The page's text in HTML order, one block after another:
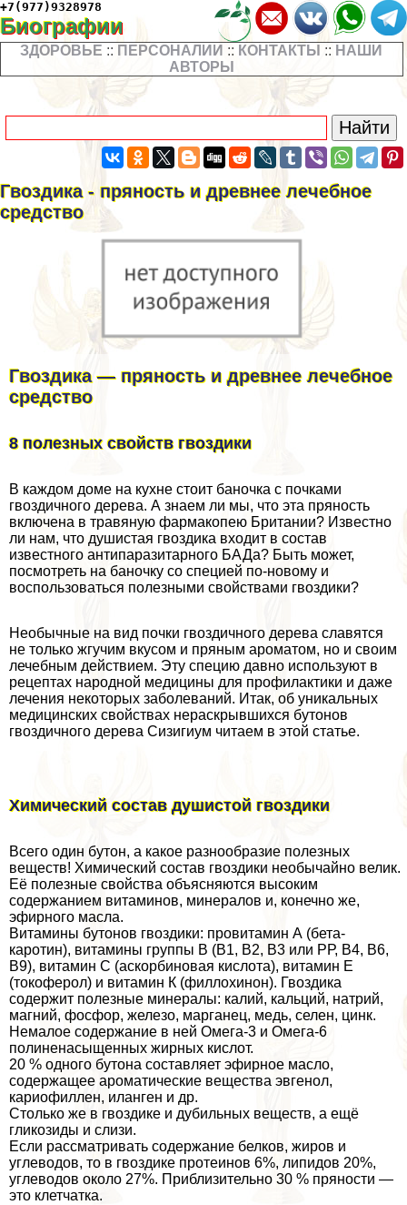
+7(977)9328978
Биографии
ЗДОРОВЬЕ :: ПЕРСОНАЛИИ :: КОНТАКТЫ :: НАШИ
АВТОРЫ
Гвоздика - пряность и древнее лечебное
средство
Гвоздика — пряность и древнее лечебное
средство
8 полезных свойств гвоздики
В каждом доме на кухне стоит баночка с почками
гвоздичного дерева. А знаем ли мы, что эта пряность
включена в травяную фармакопею Британии? Известно
ли нам, что душистая гвоздика входит в состав
известного антипаразитарного БАДа? Быть может,
посмотреть на баночку со специей по-новому и
воспользоваться полезными свойствами гвоздики?
Необычные на вид почки гвоздичного дерева славятся
не только жгучим вкусом и пряным ароматом, но и своим
лечебным действием. Эту специю давно используют в
рецептах народной медицины для профилактики и даже
лечения некоторых заболеваний. Итак, об уникальных
медицинских свойствах нераскрывшихся бутонов
гвоздичного дерева Сизигиум читаем в этой статье.
Химический состав душистой гвоздики
Всего один бутон, а какое разнообразие полезных
веществ! Химический состав гвоздики необычайно велик.
Её полезные свойства объясняются высоким
содержанием витаминов, минералов и, конечно же,
эфирного масла.
Витамины бутонов гвоздики: провитамин А (бета-
каротин), витамины группы В (В1, В2, В3 или РР, В4, В6,
В9), витамин С (аскорбиновая кислота), витамин Е
(токоферол) и витамин К (филлохинон). Гвоздика
содержит полезные минералы: калий, кальций, натрий,
магний, фосфор, железо, марганец, медь, селен, цинк.
Немалое содержание в ней Омега-3 и Омега-6
полиненасыщенных жирных кислот.
20 % одного бутона составляет эфирное масло,
содержащее ароматические вещества эвгенол,
кариофиллен, иланген и др.
Столько же в гвоздике и дубильных веществ, а ещё
гликозиды и слизи.
Если рассматривать содержание белков, жиров и
углеводов, то в гвоздике протеинов 6%, липидов 20%,
углеводов около 27%. Приблизительно 30 % пряности —
это клетчатка.